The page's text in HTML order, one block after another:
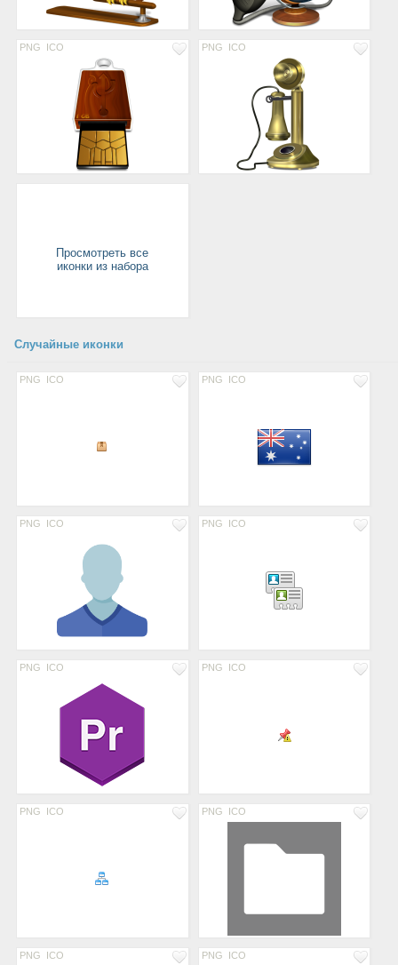
PNG ICO PNG ICO
Просмотреть все
иконки из набора
Случайные иконки
PNG ICO PNG ICO
PNG ICO PNG ICO
PNG ICO PNG ICO
PNG ICO PNG ICO
PNG ICO PNG ICO